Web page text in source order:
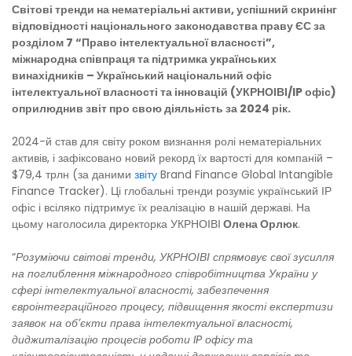
Світові тренди на нематеріальні активи, успішний скринінг
відповідності національного законодавства праву ЄС за
розділом 7 “Право інтелектуальної власності”,
міжнародна співпраця та підтримка українських
винахідників – Український національний офіс
інтелектуальної власності та інновацій (УКРНОІВІ/IP офіс)
оприлюднив звіт про свою діяльність за 2024 рік.
2024-й став для світу роком визнання ролі нематеріальних
активів, і зафіксовано новий рекорд їх вартості для компаній –
$79,4 трлн (за даними звіту Brand Finance Global Intangible
Finance Tracker). Ці глобальні тренди розуміє український ІР
офіс і всіляко підтримує їх реалізацію в нашій державі. На
цьому наголосила директорка УКРНОІВІ Олена Орлюк.
“Розуміючи світові тренди, УКРНОІВІ спрямовує свої зусилля
на поглиблення міжнародного співробітництва України у
сфері інтелектуальної власності, забезпечення
євроінтеграційного процесу, підвищення якості експертизи
заявок на обʼєкти права інтелектуальної власності,
диджиталізацію процесів роботи IP офісу та